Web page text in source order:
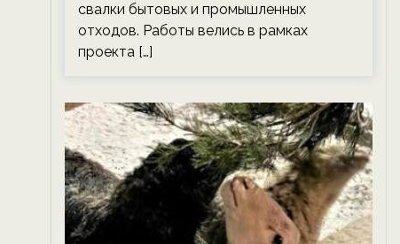
свалки бытовых и промышленных
отходов. Работы велись в рамках
проекта […]